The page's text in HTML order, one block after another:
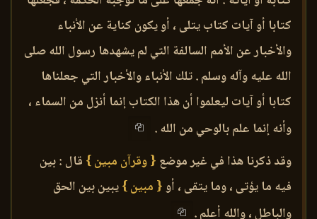
كتابا أو آيات كتاب يتلى ، أو يكون كناية عن الأنباء
والأخبار عن الأمم السالفة التي لم يشهدها رسول الله صلى
الله عليه وآله وسلم . تلك الأنباء والأخبار التي جعلناها
كتابا أو آيات ليعلموا أن هذا الكتاب إنما أنزل من السماء ،
وأنه إنما علم بالوحي من الله .
وقد ذكرنا هذا في غير موضع { وقرآن مبين } قال : بين
فيه ما يؤتى ، وما يتقى ، أو{ مبين }يبين بين الحق
والباطل ، والله أعلم .